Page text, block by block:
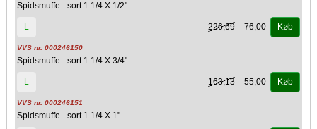
Spidsmuffe - sort 1 1/4 X 1/2"
L 226,69 76,00 Køb
VVS nr. 000246150
Spidsmuffe - sort 1 1/4 X 3/4"
L 163,13 55,00 Køb
VVS nr. 000246151
Spidsmuffe - sort 1 1/4 X 1"